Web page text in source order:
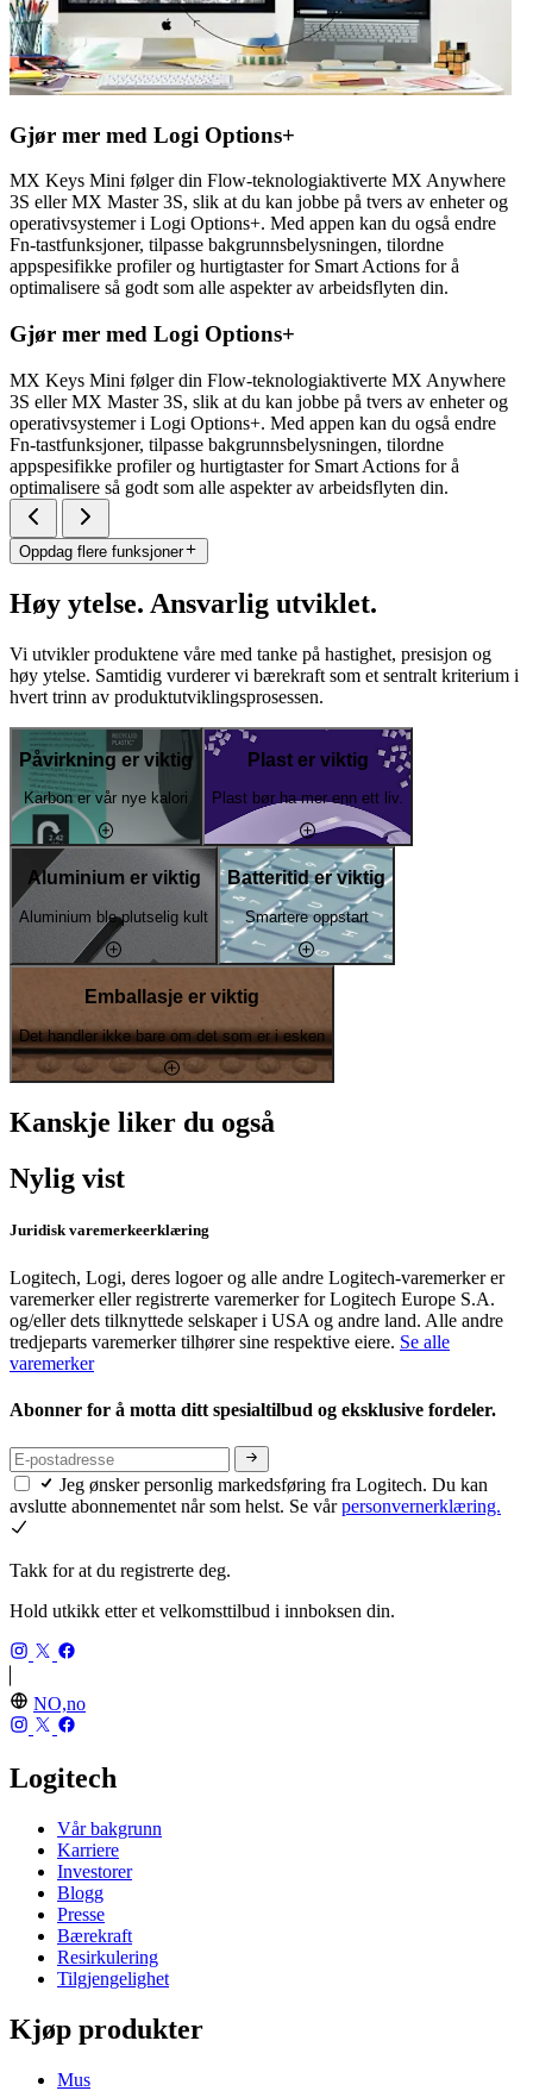
Gjør mer med Logi Options+
MX Keys Mini følger din Flow-teknologiaktiverte MX Anywhere
3S eller MX Master 3S, slik at du kan jobbe på tvers av enheter og
operativsystemer i Logi Options+. Med appen kan du også endre
Fn-tastfunksjoner, tilpasse bakgrunnsbelysningen, tilordne
appspesifikke profiler og hurtigtaster for Smart Actions for å
optimalisere så godt som alle aspekter av arbeidsflyten din.
Gjør mer med Logi Options+
MX Keys Mini følger din Flow-teknologiaktiverte MX Anywhere
3S eller MX Master 3S, slik at du kan jobbe på tvers av enheter og
operativsystemer i Logi Options+. Med appen kan du også endre
Fn-tastfunksjoner, tilpasse bakgrunnsbelysningen, tilordne
appspesifikke profiler og hurtigtaster for Smart Actions for å
optimalisere så godt som alle aspekter av arbeidsflyten din.
Oppdag flere funksjoner
Høy ytelse. Ansvarlig utviklet.
Vi utvikler produktene våre med tanke på hastighet, presisjon og
høy ytelse. Samtidig vurderer vi bærekraft som et sentralt kriterium i
hvert trinn av produktutviklingsprosessen.
Påvirkning er viktig
Karbon er vår nye kalori
Plast er viktig
Plast bør ha mer enn ett liv.
Aluminium er viktig
Aluminium ble plutselig kult
Batteritid er viktig
Smartere oppstart
Emballasje er viktig
Det handler ikke bare om det som er i esken
Kanskje liker du også
Nylig vist
Juridisk varemerkeerklæring
Logitech, Logi, deres logoer og alle andre Logitech-varemerker er
varemerker eller registrerte varemerker for Logitech Europe S.A.
og/eller dets tilknyttede selskaper i USA og andre land. Alle andre
tredjeparts varemerker tilhører sine respektive eiere. Se alle
varemerker
Abonner for å motta ditt spesialtilbud og eksklusive fordeler.
Jeg ønsker personlig markedsføring fra Logitech. Du kan
avslutte abonnementet når som helst. Se vårpersonvernerklæring.
Takk for at du registrerte deg.
Hold utkikk etter et velkomsttilbud i innboksen din.
NO,no
Logitech
Vår bakgrunn
Karriere
Investorer
Blogg
Presse
Bærekraft
Resirkulering
Tilgjengelighet
Kjøp produkter
Mus